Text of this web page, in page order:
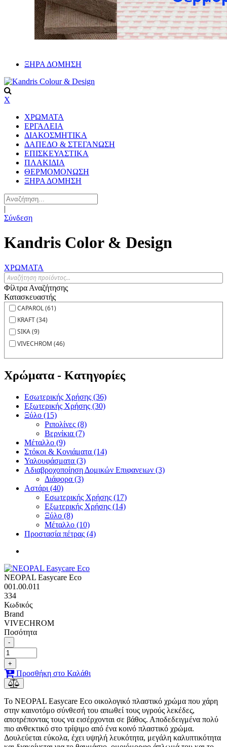
ΞΗΡΑ ΔΟΜΗΣΗ
X
ΧΡΩΜΑΤΑ
ΕΡΓΑΛΕΙΑ
ΔΙΑΚΟΣΜΗΤΙΚΑ
ΔΑΠΕΔΟ & ΣΤΕΓΑΝΩΣΗ
ΕΠΙΣΚΕΥΑΣΤΙΚΑ
ΠΛΑΚΙΔΙA
ΘΕΡΜΟΜΟΝΩΣΗ
ΞΗΡΑ ΔΟΜΗΣΗ
|
Σύνδεση
Kandris Color & Design
ΧΡΩΜΑΤΑ
Φίλτρα Αναζήτησης
Κατασκευαστής
CAPAROL (61)
KRAFT (34)
SIKA (9)
VIVECHROM (46)
Χρώματα - Κατηγορίες
Εσωτερικής Χρήσης (36)
Εξωτερικής Χρήσης (30)
Ξύλο (15)
Ριπολίνες (8)
Βερνίκια (7)
Μέταλλο (9)
Στόκοι & Κονιάματα (14)
Υαλουφάσματα (3)
Αδιαβροχοποίηση Δομικών Επιφανειων (3)
Διάφορα (3)
Αστάρι (40)
Εσωτερικής Χρήσης (17)
Εξωτερικής Χρήσης (14)
Ξύλο (8)
Μέταλλο (10)
Προστασία πέτρας (4)
NEOPAL Easycare Eco
001.00.011
334
Κωδικός
Brand
VIVECHROM
Ποσότητα
-
+
Προσθήκη στο Καλάθι
To NEOPAL Easycare Eco οικολογικό πλαστικό χρώμα που χάρη
στην καινοτόμο σύνθεσή του απωθεί τους υγρούς λεκέδες,
αποτρέποντας τους να εισέρχονται σε βάθος. Αποδεδειγμένα πολύ
πιο ανθεκτικό στο τρίψιμο από ένα κοινό πλαστικό χρώμα.
Δουλεύεται εύκολα, έχει υψηλή λευκότητα, μεγάλη καλυπτικότητα